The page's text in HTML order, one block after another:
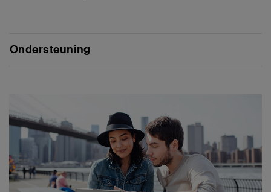
Ondersteuning